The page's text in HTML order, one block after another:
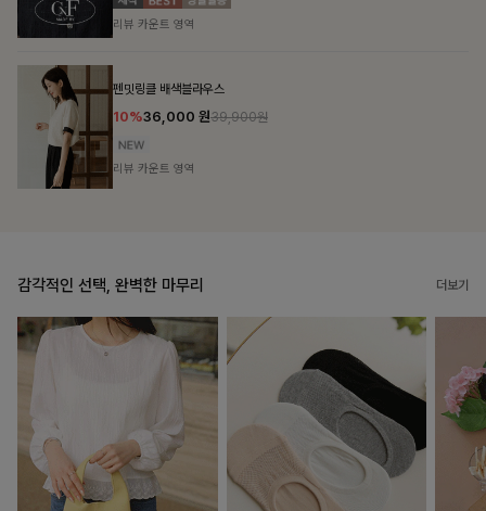
리뷰 카운트 영역
16,200 17,900원
감각적인 선택, 완벽한 마무리 더보기